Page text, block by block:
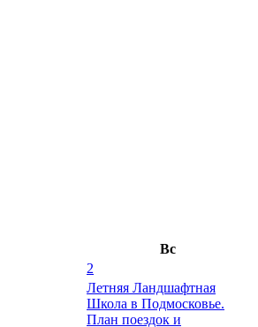
Вс
2
Летняя Ландшафтная
Школа в Подмосковье.
План поездок и